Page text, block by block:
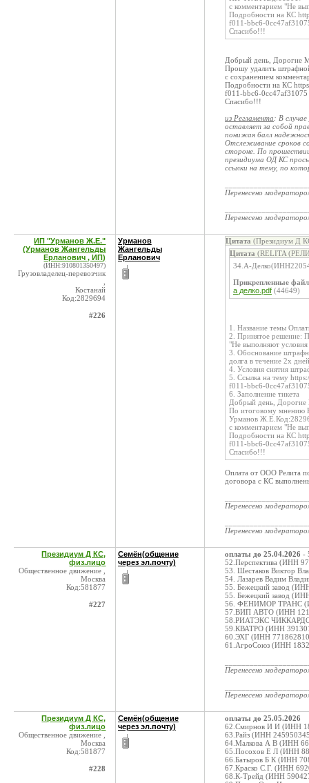
с комментарием "Не
Подробности на КС
f011-bbc6-
Спасибо!!!
Добрый день, Дорогие
Прошу удалить
с сохранением
Подробности на КС
f011-bbc6-0cc47af31075
Спасибо!!!
из Регламента: В
оставляет за собой
понижая балл
Отслеживание сроков
стороне. По
президиума ОД КС
ссылки на тему, по
Перенесено
Перенесено
ИП "Урманов Ж.Е."
(Урманов Жангельды
Ерланович , ИП)
(ИНН:910801350497)
Грузовладелец-перевозчик
Костанай
Код:2829694
#226
Урманов
Жангельды
Ерланович
Цитата (Президиум Д
Цитата (RELITA
34.А-
Прикрепленные
а делко.pdf (44649)
1. Название темы
2. Принятое решение:
"Не выполняют
3. Обоснование
долга в течение 2х
4. Условия снятия
5. Ссылка на тему
f011-bbc6-
6. Заполнение тикета
Добрый день,
По итоговому мнению
Урманов
с комментарием "Не
Подробности на КС
f011-bbc6-
Спасибо!!!
Оплата от ООО Релита
договора с КС
Перенесено
Перенесено
Президиум Д КС,
физ.лицо
Общественное движение ,
Москва
Код:581877
#227
Семён(общение
через эл.почту)
оплаты до 25.04.2026 -
52.Перспектива (ИНН
53. Шестаков Виктор
54. Лазарев Вадим
55. Бежецкий завод
55. Бежецкий завод
56. ФЕНИМОР ТРАНС
57.ВИП АВТО (ИНН
58.РИАТЭКС ЧИККАРДО
59.КВАТРО (ИНН
60.ЭХГ (ИНН
61.АгроСоюз (ИНН
Перенесено
Перенесено
Президиум Д КС,
физ.лицо
Общественное движение ,
Москва
Код:581877
#228
Семён(общение
через эл.почту)
оплаты до 25.05.2026
62.Смирнов И И (ИНН
63.Райз (ИНН
64.Малкова А В (ИНН
65.Посохов Е Л (ИНН
66.Батыров Б К (ИНН
67.Краско С.Г. (ИНН
68.К-Трейд (ИНН